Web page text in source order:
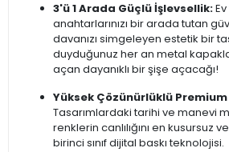
3'ü 1 Arada Güçlü İşlevsellik:
anahtarlarınızı bir arada tutan
davanızı simgeleyen estetik bir
duyduğunuz her an metal
açan dayanıklı bir şişe açacağı!
Yüksek Çözünürlüklü Premium
Tasarımlardaki tarihi ve manevi
renklerin canlılığını en kusursuz
birinci sınıf dijital baskı teknolojisi.